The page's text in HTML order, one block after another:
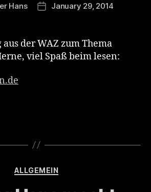
Hans
PostJanuary 29, 2014
der WAZ zum Thema
viel Spaß beim lesen:
Categories
ALLGEMEIN